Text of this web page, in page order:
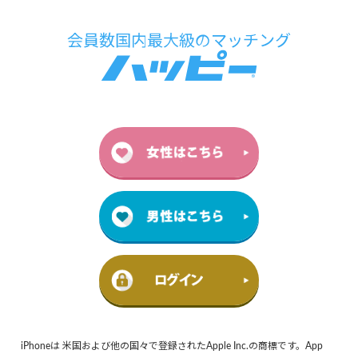
iPhoneは 米国および他の国々で登録されたApple Inc.の商標です。App